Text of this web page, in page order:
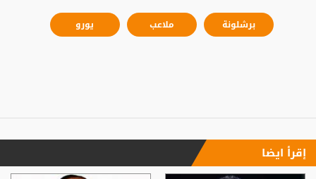
برشلونة ملاعب يورو
إقرأ ايضا